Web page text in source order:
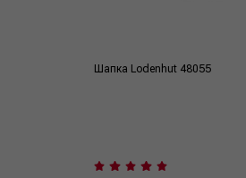
Шапка Lodenhut 48055